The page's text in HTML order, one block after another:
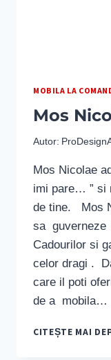
MOBILA LA
Mos
Autor:
Mos Nicolae
imi pare… ” si
de tine. Mos
sa guverneze
Cadourilor si
celor dragi .
care il poti
de a mobila…
CITEȘTE MAI